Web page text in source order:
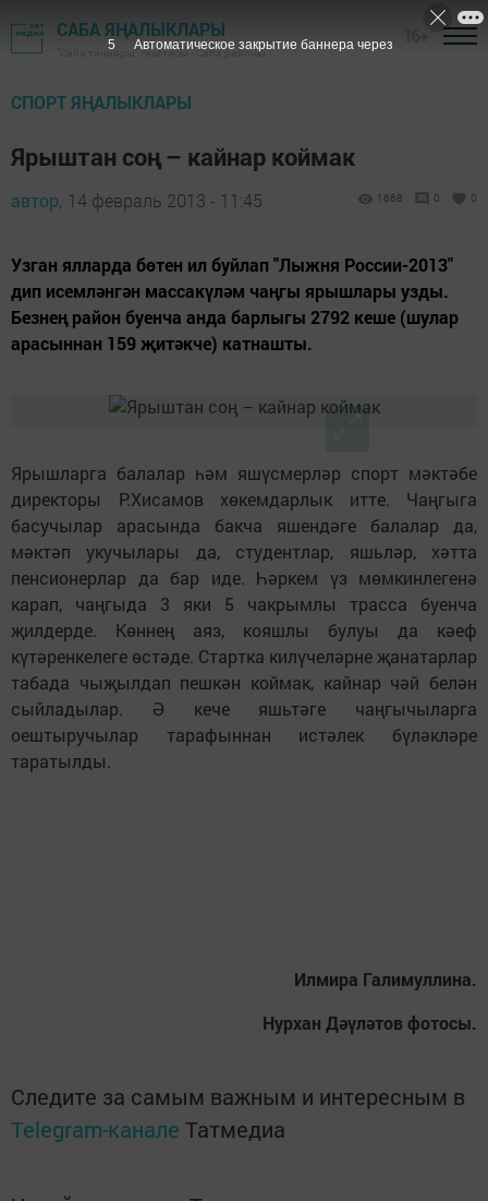
САБА ЯҢАЛЫКЛАРЫ
"Саба таңнары" газетасы - Саба районы
СПОРТ ЯҢАЛЫКЛАРЫ
Ярыштан соң – кайнар коймак
автор, 14 февраль 2013 - 11:45 1668 0 0
Узган ялларда бөтен ил буйлап "Лыжня России-2013"
дип исемләнгән массакүләм чаңгы ярышлары узды.
Безнең район буенча анда барлыгы 2792 кеше (шулар
арасыннан 159 җитәкче) катнашты.
Ярышларга балалар һәм яшүсмерләр спорт мәктәбе
директоры Р.Хисамов хөкемдарлык итте. Чаңгыга
басучылар арасында бакча яшендәге балалар да,
мәктәп укучылары да, студентлар, яшьләр, хәтта
пенсионерлар да бар иде. Һәркем үз мөмкинлегенә
карап, чаңгыда 3 яки 5 чакрымлы трасса буенча
җилдерде. Көннең аяз, кояшлы булуы да кәеф
күтәренкелеге өстәде. Стартка килүчеләрне җанатарлар
табада чыҗылдап пешкән коймак, кайнар чәй белән
сыйладылар. Ә кече яшьтәге чаңгычыларга
оештыручылар тарафыннан истәлек бүләкләре
таратылды.
Илмира Галимуллина.
Нурхан Дәүләтов фотосы.
Следите за самым важным и интересным в
Telegram-канале Татмедиа
4 Автоматическое закрытие баннера через